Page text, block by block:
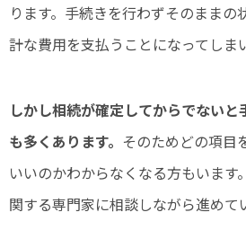
ります。手続きを行わずそのままの
計な費用を支払うことになってしま
しかし相続が確定してからでないと
も多くあります。 そのためどの項目
いいのかわからなくなる方もいます
関する専門家に相談しながら進めて